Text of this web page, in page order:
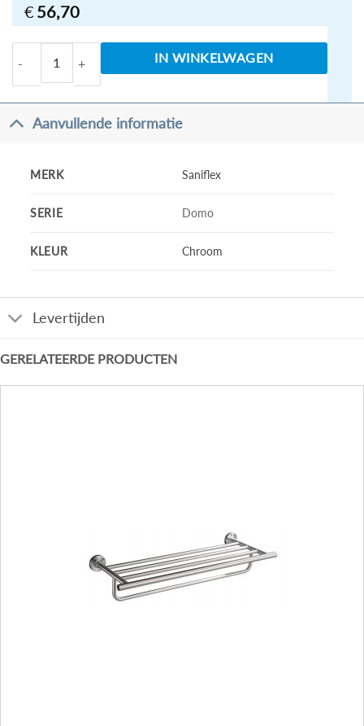
€ 56,70
Domo rechte badgreep chroom aantal
IN WINKELWAGEN
Aanvullende informatie
MERK Saniflex
SERIE Domo
KLEUR Chroom
Levertijden
GERELATEERDE PRODUCTEN